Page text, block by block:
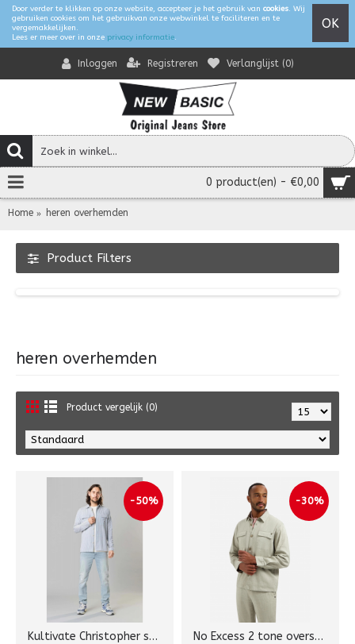
Door verder te klikken op onze website, accepteer je het gebruik van cookies. Wij
gebruiken cookies om het gebruikvan onze webwinkel te faciliteren en te
vergemakkelijken.
Lees er meer over in onze privacy informatie.
OK
Inloggen Registreren Verlanglijst (0)
0 product(en) - €0,00
Home heren overhemden
Product Filters
heren overhemden
Product vergelijk (0)
-50%
Kultivate Christopher shirt
-30%
No Excess 2 tone overshirt